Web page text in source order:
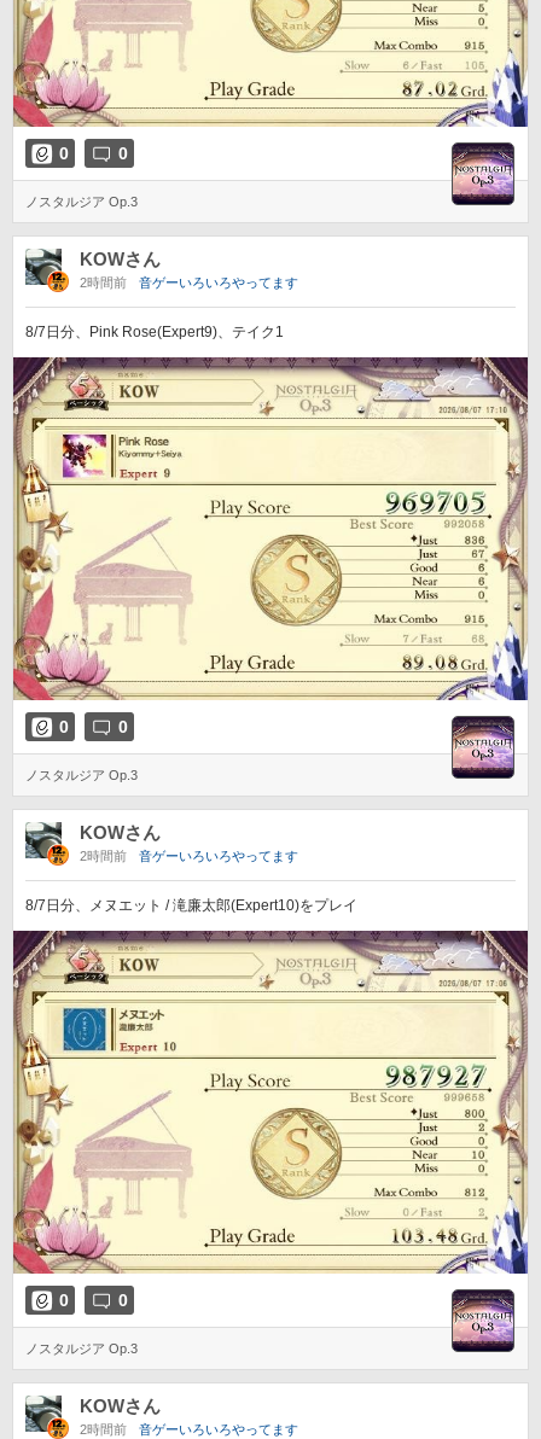
0 0
ノスタルジア Op.3
KOWさん
2時間前 音ゲーいろいろやってます
8/7日分、Pink Rose(Expert9)、テイク1
0 0
ノスタルジア Op.3
KOWさん
2時間前 音ゲーいろいろやってます
8/7日分、メヌエット / 滝廉太郎(Expert10)をプレイ
0 0
ノスタルジア Op.3
KOWさん
2時間前 音ゲーいろいろやってます